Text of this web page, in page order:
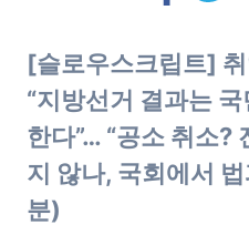
[슬로우스크립트]
“지방선거 결과는
한다”… “공소 취소?
지 않나, 국회에서
분)